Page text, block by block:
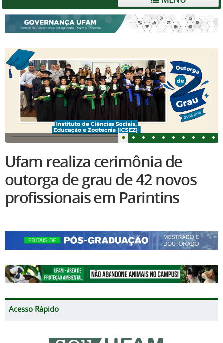
Ufam realiza cerimônia de
outorga de grau de 42 novos
profissionais em Parintins
Acesso Rápido